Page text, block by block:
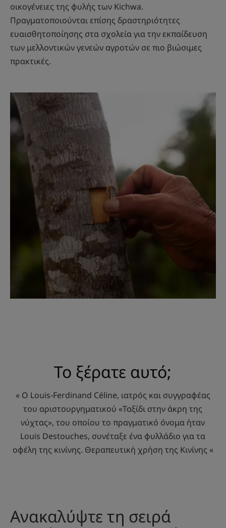
οικογένειες της φυλής των Kichwa.
Πραγματοποιούνται επίσης δραστηριότητες
ευαισθητοποίησης στα σχολεία για την εκπαίδευση
των μελλοντικών γενεών αγροτών σε πιο βιώσιμες
πρακτικές.
Το ξέρατε αυτό;
« Ο Louis-Ferdinand Céline, ιατρός και συγγραφέας
του αριστουργηματικού «Ταξίδι στην άκρη της
νύχτας», του οποίου το πραγματικό όνομα ήταν
Louis Destouches, συνέταξε ένα φυλλάδιο για τα
οφέλη της κινίνης. Θεραπευτική χρήση της Κινίνης «
Ανακαλύψτε τη σειρά